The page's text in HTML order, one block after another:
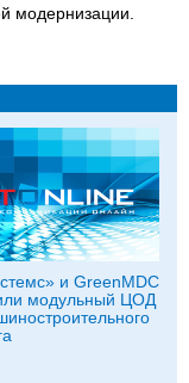
модернизации.
и GreenMDC
модульный ЦОД